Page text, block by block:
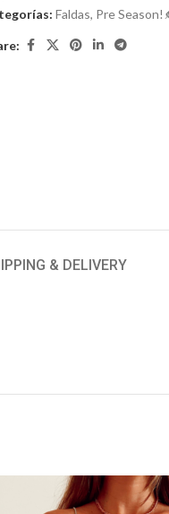
Faldas, Pre
& DELIVERY